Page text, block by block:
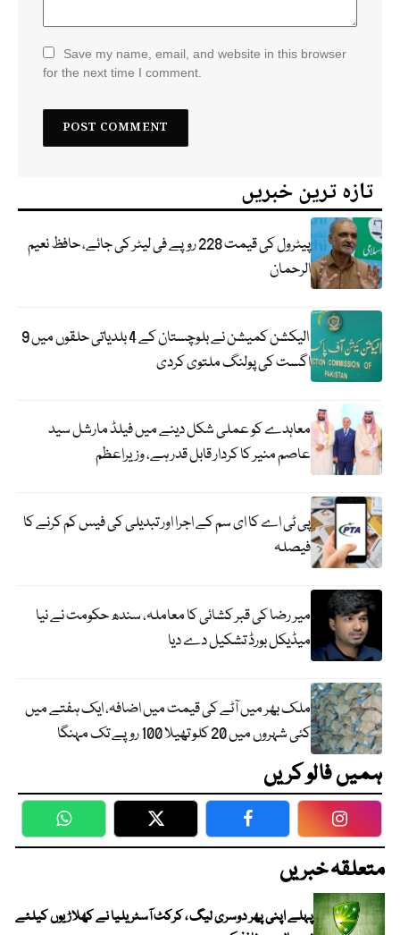
Save my name, email, and website in this browser
for the next time I comment.
تازہ ترین خبریں
پیٹرول کی قیمت 228 روپے فی لیٹر کی جائے، حافظ نعیم
الرحمان
الیکشن کمیشن نے بلوچستان کے 4 بلدیاتی حلقوں میں 9
اگست کی پولنگ ملتوی کردی
معاہدے کو عملی شکل دینے میں فیلڈ مارشل سید
عاصم منیر کا کردار قابل قدر ہے، وزیراعظم
پی ٹی اے کا ای سم کے اجرا اور تبدیلی کی فیس کم کرنے کا
فیصلہ
میر رضا کی قبر کشائی کا معاملہ، سندھ حکومت نے نیا
میڈیکل بورڈ تشکیل دے دیا
ملک بھر میں آٹے کی قیمت میں اضافہ، ایک ہفتے میں
کئی شہروں میں 20 کلو تھیلا 100 روپے تک مہنگا
ہمیں فالو کریں
WhatsApp Twitter Facebook
متعلقہ خبریں
پہلے اپنی پھر دوسری لیگ ، کرکٹ آسٹریلیا نے کھلاڑیوں کیلئے